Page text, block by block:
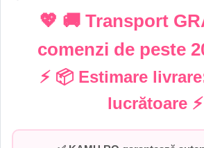
💖 🚚 Transport
comenzi de peste
⚡ 📦 Estimare
lucrătoare ⚡